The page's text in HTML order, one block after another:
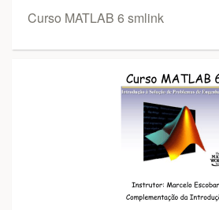
Curso MATLAB 6 smlink